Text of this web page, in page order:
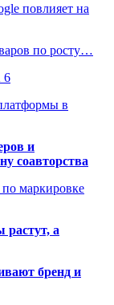
повлияет на
по росту…
6
в
и
соавторства
маркировке
а
бренд и